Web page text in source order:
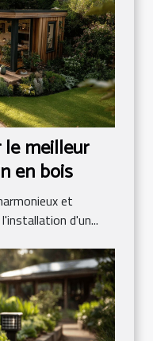
meilleur
en bois
et
d'un...